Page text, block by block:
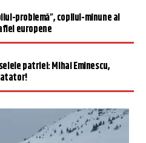
problemă”, copilul-minune al
europene
patriei: Mihai Eminescu,